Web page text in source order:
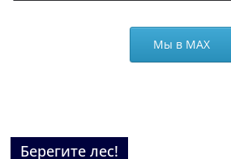
Мы в МАХ
Берегите лес!